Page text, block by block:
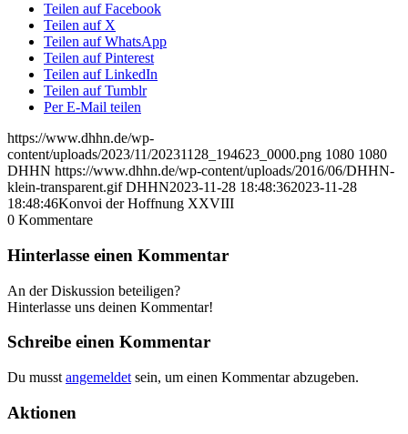
Teilen auf Facebook
Teilen auf X
Teilen auf WhatsApp
Teilen auf Pinterest
Teilen auf LinkedIn
Teilen auf Tumblr
Per E-Mail teilen
https://www.dhhn.de/wp-
content/uploads/2023/11/20231128_194623_0000.png 1080 1080
DHHN https://www.dhhn.de/wp-content/uploads/2016/06/DHHN-
klein-transparent.gif DHHN2023-11-28 18:48:362023-11-28
18:48:46Konvoi der Hoffnung XXVIII
0 Kommentare
Hinterlasse einen Kommentar
An der Diskussion beteiligen?
Hinterlasse uns deinen Kommentar!
Schreibe einen Kommentar
Du musst angemeldet sein, um einen Kommentar abzugeben.
Aktionen